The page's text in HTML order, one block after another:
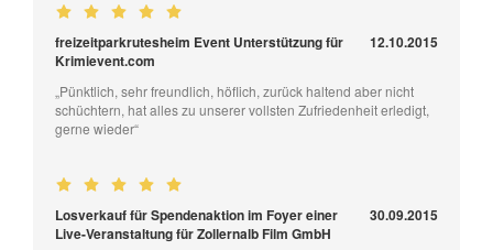
freizeitparkrutesheim Event Unterstützung für
Krimievent.com
12.10.2015
„Pünktlich, sehr freundlich, höflich, zurück haltend aber nicht
schüchtern, hat alles zu unserer vollsten Zufriedenheit erledigt,
gerne wieder“
Losverkauf für Spendenaktion im Foyer einer
Live-Veranstaltung für Zollernalb Film GmbH
30.09.2015